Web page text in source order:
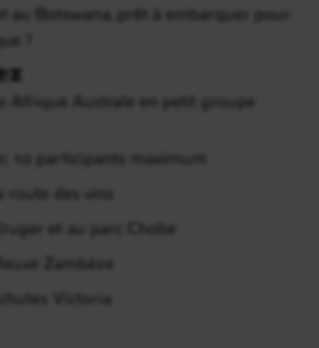
au Botswana, prêt à embarquer pour
?
Afrique Australe en petit groupe
10 participants maximum
route des vins
et au parc Chobe
Zambèze
Victoria